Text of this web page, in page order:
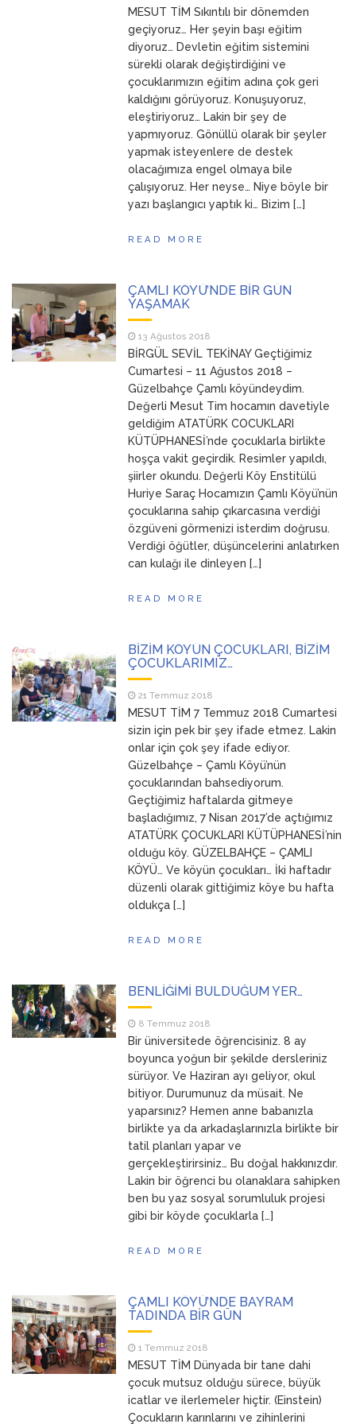
ANNEMMESUT TİM Sıkıntılı bir dönemden
geçiyoruz… Her şeyin başı eğitim
diyoruz… Devletin eğitim sistemini
sürekli olarak değiştirdiğini ve
çocuklarımızın eğitim adına çok geri
kaldığını görüyoruz. Konuşuyoruz,
eleştiriyoruz… Lakin bir şey de
yapmıyoruz. Gönüllü olarak bir şeyler
yapmak isteyenlere de destek
olacağımıza engel olmaya bile
çalışıyoruz. Her neyse… Niye böyle bir
yazı başlangıcı yaptık ki… Bizim […]
READ MORE
ÇAMLI KÖYÜ’NDE BİR GÜN
YAŞAMAK
13 Ağustos 2018
BİRGÜL SEVİL TEKİNAY Geçtiğimiz
Cumartesi – 11 Ağustos 2018 –
Güzelbahçe Çamlı köyündeydim.
Değerli Mesut Tim hocamın davetiyle
geldiğim ATATÜRK COCUKLARI
KÜTÜPHANESİ’nde çocuklarla birlikte
hoşça vakit geçirdik. Resimler yapıldı,
şiirler okundu. Değerli Köy Enstitülü
Huriye Saraç Hocamızın Çamlı Köyü’nün
çocuklarına sahip çıkarcasına verdiği
özgüveni görmenizi isterdim doğrusu.
Verdiği öğütler, düşüncelerini anlatırken
can kulağı ile dinleyen […]
READ MORE
BİZİM KÖYÜN ÇOCUKLARI, BİZİM
ÇOCUKLARIMIZ…
21 Temmuz 2018
MESUT TİM 7 Temmuz 2018 Cumartesi
sizin için pek bir şey ifade etmez. Lakin
onlar için çok şey ifade ediyor.
Güzelbahçe – Çamlı Köyü’nün
çocuklarından bahsediyorum.
Geçtiğimiz haftalarda gitmeye
başladığımız, 7 Nisan 2017’de açtığımız
ATATÜRK ÇOCUKLARI KÜTÜPHANESİ’nin
olduğu köy. GÜZELBAHÇE – ÇAMLI
KÖYÜ… Ve köyün çocukları… İki haftadır
düzenli olarak gittiğimiz köye bu hafta
oldukça […]
READ MORE
BENLİĞİMİ BULDUĞUM YER…
8 Temmuz 2018
Bir üniversitede öğrencisiniz. 8 ay
boyunca yoğun bir şekilde dersleriniz
sürüyor. Ve Haziran ayı geliyor, okul
bitiyor. Durumunuz da müsait. Ne
yaparsınız? Hemen anne babanızla
birlikte ya da arkadaşlarınızla birlikte bir
tatil planları yapar ve
gerçekleştirirsiniz… Bu doğal hakkınızdır.
Lakin bir öğrenci bu olanaklara sahipken
ben bu yaz sosyal sorumluluk projesi
gibi bir köyde çocuklarla […]
READ MORE
ÇAMLI KÖYÜ’NDE BAYRAM
TADINDA BİR GÜN
1 Temmuz 2018
MESUT TİM Dünyada bir tane dahi
çocuk mutsuz olduğu sürece, büyük
icatlar ve ilerlemeler hiçtir. (Einstein)
Çocukların karınlarını ve zihinlerini